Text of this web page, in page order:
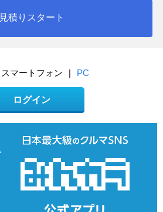
見積りスタート
スマートフォン | PC
ログイン